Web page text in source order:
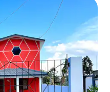
appréciés